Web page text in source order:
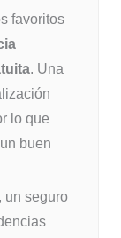
favoritos
. Una
lo que
buen
un seguro